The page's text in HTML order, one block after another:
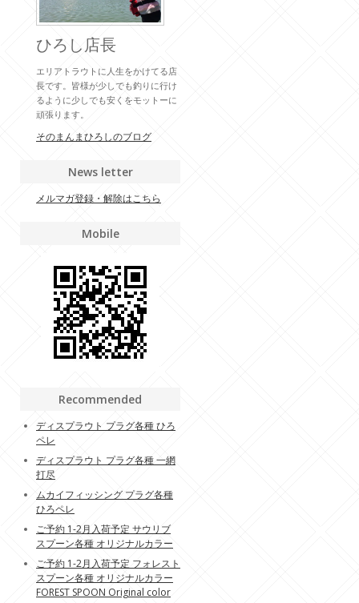
ひろし店長
エリアトラウトに人生をかけてる店
長です。皆様が少しでも釣りに行け
るように少しでも安くをモットーに
頑張ります。
そのまんまひろしのブログ
News letter
メルマガ登録・解除はこちら
Mobile
Recommended
ディスプラウト プラグ各種 ひろ
ペレ
ディスプラウト プラグ各種 一網
打尽
ムカイフィッシング プラグ各種
ひろペレ
ご予約 1-2月入荷予定 サウリブ
スプーン各種 オリジナルカラー
ご予約 1-2月入荷予定 フォレスト
スプーン各種 オリジナルカラー
FOREST SPOON Original color